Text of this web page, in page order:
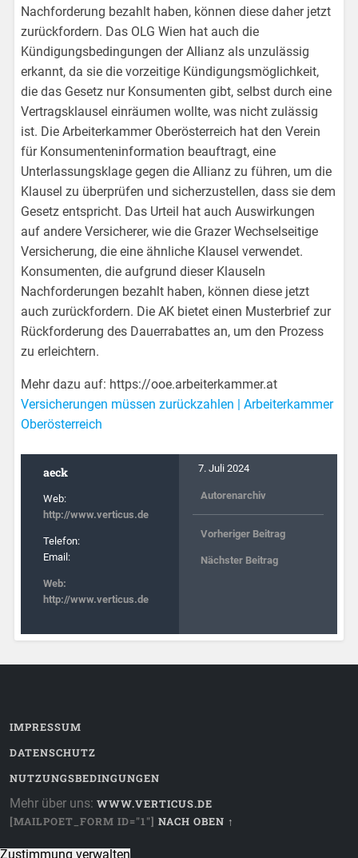
Nachforderung bezahlt haben, können diese daher jetzt
zurückfordern. Das OLG Wien hat auch die
Kündigungsbedingungen der Allianz als unzulässig
erkannt, da sie die vorzeitige Kündigungsmöglichkeit,
die das Gesetz nur Konsumenten gibt, selbst durch eine
Vertragsklausel einräumen wollte, was nicht zulässig
ist. Die Arbeiterkammer Oberösterreich hat den Verein
für Konsumenteninformation beauftragt, eine
Unterlassungsklage gegen die Allianz zu führen, um die
Klausel zu überprüfen und sicherzustellen, dass sie dem
Gesetz entspricht. Das Urteil hat auch Auswirkungen
auf andere Versicherer, wie die Grazer Wechselseitige
Versicherung, die eine ähnliche Klausel verwendet.
Konsumenten, die aufgrund dieser Klauseln
Nachforderungen bezahlt haben, können diese jetzt
auch zurückfordern. Die AK bietet einen Musterbrief zur
Rückforderung des Dauerrabattes an, um den Prozess
zu erleichtern.
Mehr dazu auf: https://ooe.arbeiterkammer.at
Versicherungen müssen zurückzahlen | Arbeiterkammer
Oberösterreich
aeck
Web:
http://www.verticus.de
Telefon:
Email:
Web:
http://www.verticus.de
7. Juli 2024
Autorenarchiv
Vorheriger Beitrag
Nächster Beitrag
IMPRESSUM
DATENSCHUTZ
NUTZUNGSBEDINGUNGEN
Mehr über uns: WWW.VERTICUS.DE
[MAILPOET_FORM ID="1"] NACH OBEN ↑
Zustimmung verwalten